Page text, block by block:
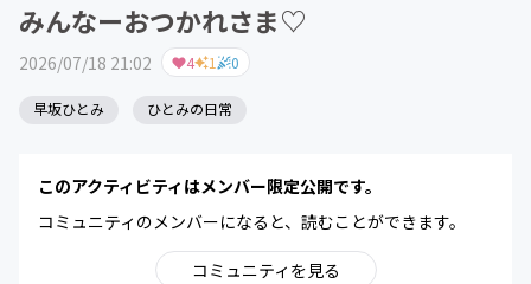
みんなーおつかれさま♡
2026/07/18 21:02 4 1 0
早坂ひとみ ひとみの日常
このアクティビティはメンバー限定公開です。
コミュニティのメンバーになると、読むことができます。
コミュニティを見る